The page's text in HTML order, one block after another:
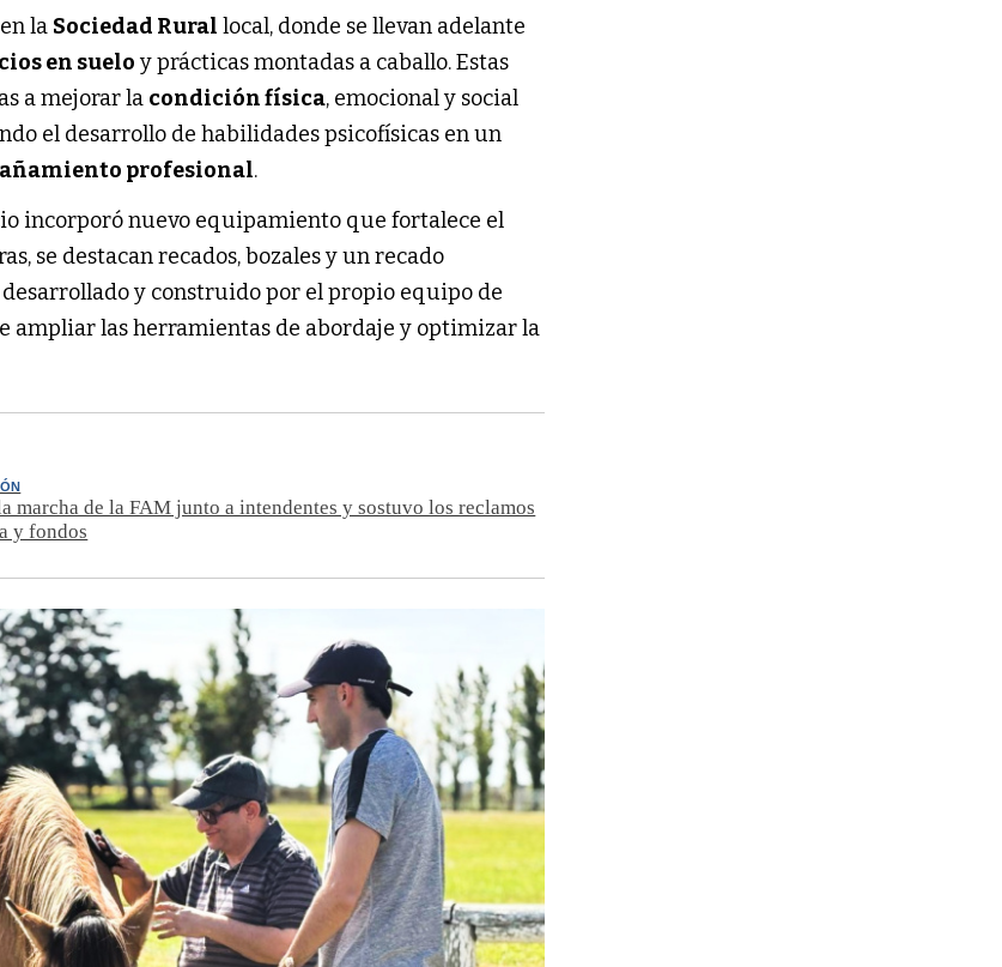
la Sociedad Rural local, donde se llevan adelante
en suelo y prácticas montadas a caballo. Estas
a mejorar la condición física, emocional y social
el desarrollo de habilidades psicofísicas en un
profesional.
incorporó nuevo equipamiento que fortalece el
se destacan recados, bozales y un recado
desarrollado y construido por el propio equipo de
ampliar las herramientas de abordaje y optimizar la
marcha de la FAM junto a intendentes y sostuvo los reclamos
y fondos